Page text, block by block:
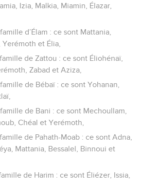
Izia, Malkia, Miamin, Élazar,
d’Élam : ce sont Mattania,
et Élia,
de Zattou : ce sont Éliohénaï,
Zabad et Aziza,
de Bébaï : ce sont Yohanan,
de Bani : ce sont Mechoullam,
Chéal et Yerémoth,
de Pahath-Moab : ce sont Adna,
Mattania, Bessalel, Binnoui et
de Harim : ce sont Éliézer, Issia,